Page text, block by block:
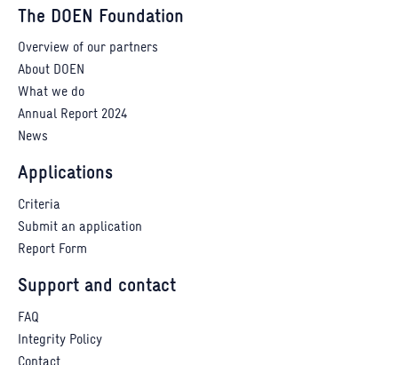
The DOEN Foundation
Overview of our partners
About DOEN
What we do
Annual Report 2024
News
Applications
Criteria
Submit an application
Report Form
Support and contact
FAQ
Integrity Policy
Contact